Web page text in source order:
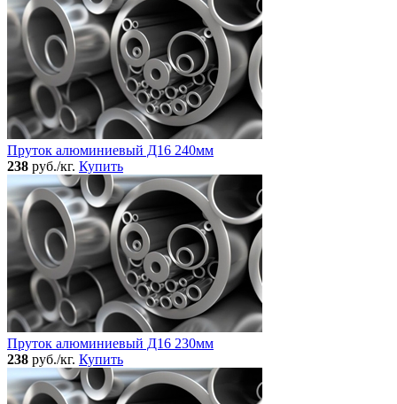
Пруток алюминиевый Д16 240мм
238 руб./кг. Купить
Пруток алюминиевый Д16 230мм
238 руб./кг. Купить